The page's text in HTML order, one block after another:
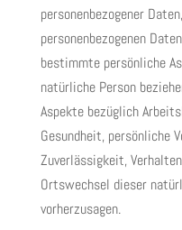
personenbezogener
personenbezogenen
bestimmte persönliche
natürliche Person
Aspekte bezüglich
Gesundheit, persönliche
Zuverlässigkeit,
Ortswechsel dieser
vorherzusagen.